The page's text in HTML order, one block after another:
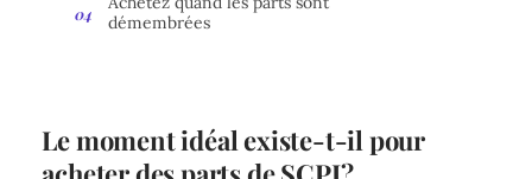
démembrées
Le moment idéal existe-t-il pour